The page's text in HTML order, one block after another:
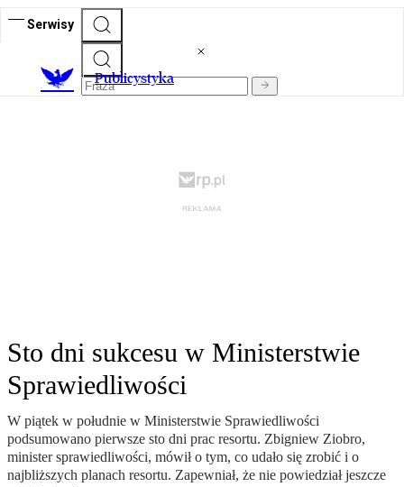
Serwisy
Publicystyka
Sto dni sukcesu w Ministerstwie
Sprawiedliwości
W piątek w południe w Ministerstwie Sprawiedliwości
podsumowano pierwsze sto dni prac resortu. Zbigniew Ziobro,
minister sprawiedliwości, mówił o tym, co udało się zrobić i o
najbliższych planach resortu. Zapewniał, że nie powiedział jeszcze